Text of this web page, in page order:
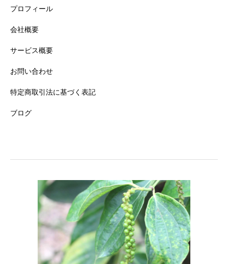
プロフィール
会社概要
サービス概要
お問い合わせ
特定商取引法に基づく表記
ブログ